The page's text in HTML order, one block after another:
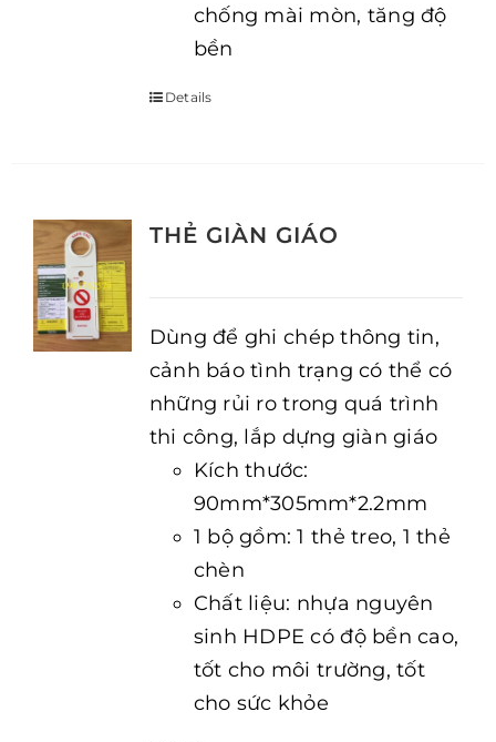
chống mài mòn, tăng độ
bền
Details
THẺ GIÀN GIÁO
Dùng để ghi chép thông tin,
cảnh báo tình trạng có thể có
những rủi ro trong quá trình
thi công, lắp dựng giàn giáo
Kích thước:
90mm*305mm*2.2mm
1 bộ gồm: 1 thẻ treo, 1 thẻ
chèn
Chất liệu: nhựa nguyên
sinh HDPE có độ bền cao,
tốt cho môi trường, tốt
cho sức khỏe